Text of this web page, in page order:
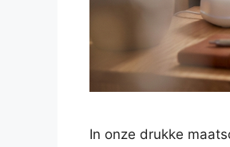
In onze drukke